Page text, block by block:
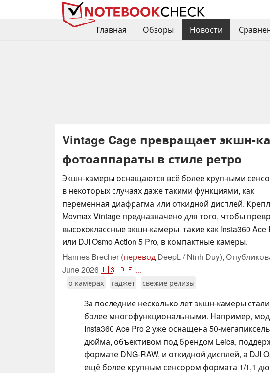
Главная
Обзоры Новости
Vintage Cage превращает экшн-
фотоаппараты в стиле ретро
Экшн-камеры оснащаются всё более крупными
в некоторых случаях даже такими функциями, как
переменная диафрагма или откидной дисплей.
Movmax Vintage предназначено для того, чтобы
высококлассные экшн-камеры, такие как Insta360 Ace
или DJI Osmo Action 5 Pro, в компактные камеры.
Hannes Brecher (перевод DeepL / Ninh Duy),
June 2026🇺🇸🇩🇪 ...
о камерах гаджет свежие релизы
За последние несколько лет экшн-камеры
более многофункциональными. Например,
Insta360 Ace Pro 2 уже оснащена 50-
дюйма, объективом под брендом Leica,
формате DNG-RAW, и откидной дисплей, а DJI
ещё более крупным сенсором формата 1/1,1